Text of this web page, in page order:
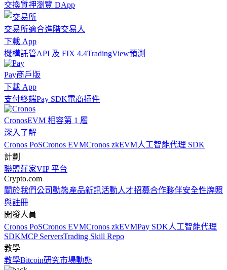
交換質押瀏覽 DApp
交易所適合進階交易人
下載 App
機構託管API 及 FIX 4.4TradingView預測
Pay商戶版
下載 App
支付終端Pay SDK電商插件
CronosEVM 相容第 1 層
深入了解
Cronos PoSCronos EVMCronos zkEVM人工智能代理 SDK
計劃
聯盟莊家VIP 平台
Crypto.com
關於我們公司動態產品新訊活動人才招募合作夥伴安全性牌照
與註冊
開發人員
Cronos PoSCronos EVMCronos zkEVMPay SDK人工智能代理
SDKMCP ServersTrading Skill Repo
教學
教學Bitcoin研究市場動態